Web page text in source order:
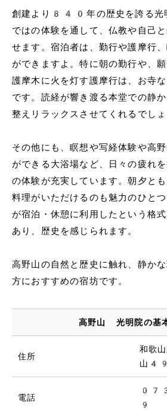
創建より840年の歴史を誇る光
ではの体験を通して、仏教や自己
せます。宿泊者は、勤行や護摩行
ができますよ。特に朝の勤行や、
護摩木に火を灯す護摩行は、お寺
です。読経が響き渡る本堂での静
整えリラックスさせてくれるでしょ
その他にも、瞑想や写経体験や高
ができる大浴場など、日々の疲れ
の体験が充実しています。朝夕と
料理がいただけるのも魅力のひと
が宿泊・休憩に利用したという格
あり、歴史を感じられます。
高野山の自然と歴史に触れ、静か
方におすすめの宿坊です。
高野山 光明院の基
住所
和歌
山
電話
9